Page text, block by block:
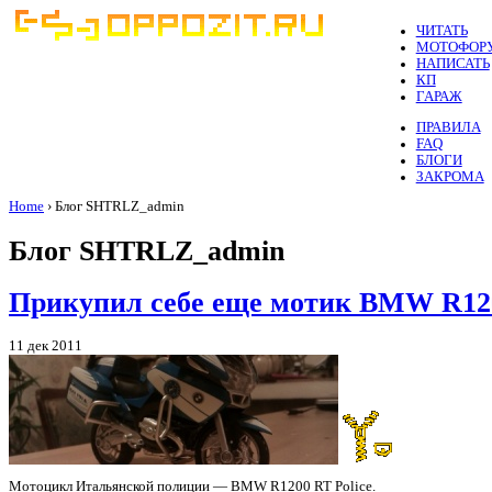
ЧИТАТЬ
НАПИСАТЬ
КП
ГАРАЖ
ПРАВИЛА
FAQ
БЛОГИ
ЗАКРОМА
Home › Блог SHTRLZ_admin
Блог SHTRLZ_admin
Прикупил себе еще мотик BMW
11 дек 2011
Мотоцикл Итальянской полиции — BMW R1200 RT Police.